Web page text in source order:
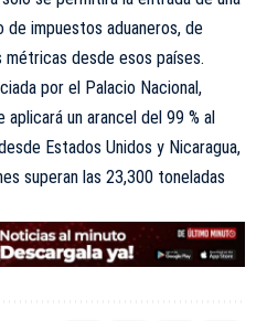
de impuestos aduaneros, de
métricas desde esos países.
por el Palacio Nacional,
un arancel del 99 % al
Estados Unidos y Nicaragua,
superan las 23,300 toneladas